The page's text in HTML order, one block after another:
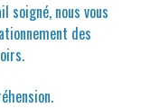
soigné, nous vous
des